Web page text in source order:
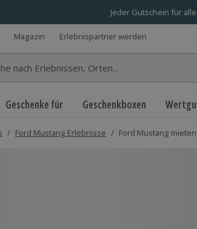
Jeder Gutschein für
Magazin Erlebnispartner werden
nach Erlebnissen...
Geschenke für Geschenkboxen
/ Ford Mustang Erlebnisse / Ford Mustang